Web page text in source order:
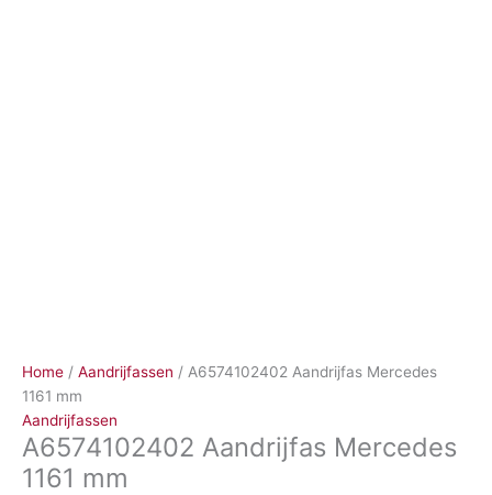
Home / Aandrijfassen / A6574102402 Aandrijfas Mercedes
1161 mm
Aandrijfassen
A6574102402 Aandrijfas Mercedes
1161 mm